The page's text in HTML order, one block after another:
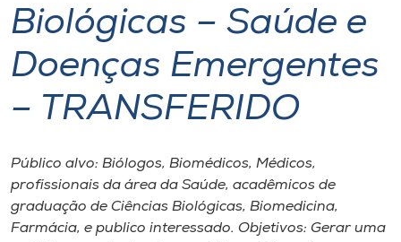
Atendimento ao Estudante
Portal de Ensino
Internacionalização
Biológicas – Saúde e
Doenças Emergentes
– TRANSFERIDO
Público alvo: Biólogos, Biomédicos, Médicos,
profissionais da área da Saúde, acadêmicos de
graduação de Ciências Biológicas, Biomedicina,
Farmácia, e publico interessado. Objetivos: Gerar uma